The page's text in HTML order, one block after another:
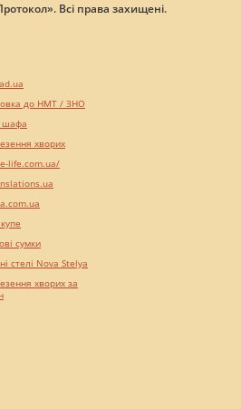
Всі права захищені.
до НМТ / ЗНО
шафа
хворих
life.com.ua/
сумки
стелі Nova Stelya
хворих за